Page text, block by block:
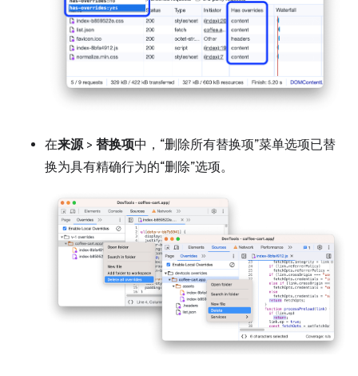
在来源> 替换项中，“删除所有替换项”菜单选项已替
换为具有精确行为的“删除”选项。